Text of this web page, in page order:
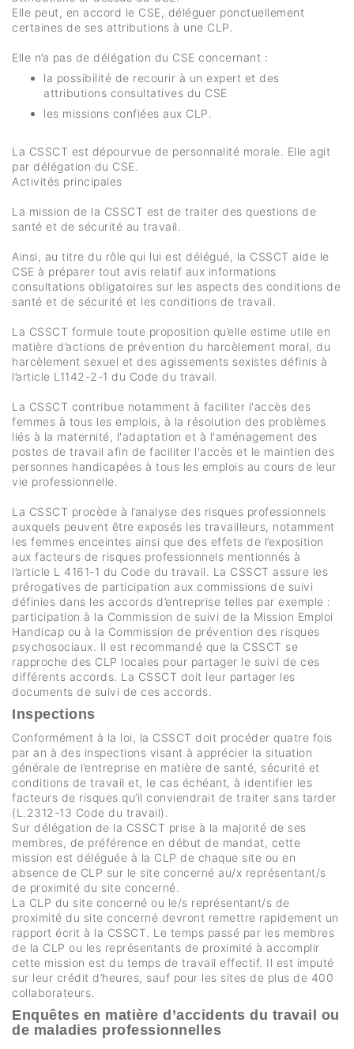
Elle peut, en accord le CSE, déléguer ponctuellement
certaines de ses attributions à une CLP.
Elle n’a pas de délégation du CSE concernant :
la possibilité de recourir à un expert et des
attributions consultatives du CSE
les missions confiées aux CLP.
La CSSCT est dépourvue de personnalité morale. Elle agit
par délégation du CSE.
Activités principales
La mission de la CSSCT est de traiter des questions de
santé et de sécurité au travail.
Ainsi, au titre du rôle qui lui est délégué, la CSSCT aide le
CSE à préparer tout avis relatif aux informations
consultations obligatoires sur les aspects des conditions de
santé et de sécurité et les conditions de travail.
La CSSCT formule toute proposition qu’elle estime utile en
matière d’actions de prévention du harcèlement moral, du
harcèlement sexuel et des agissements sexistes définis à
l’article L1142-2-1 du Code du travail.
La CSSCT contribue notamment à faciliter l'accès des
femmes à tous les emplois, à la résolution des problèmes
liés à la maternité, l'adaptation et à l'aménagement des
postes de travail afin de faciliter l'accès et le maintien des
personnes handicapées à tous les emplois au cours de leur
vie professionnelle.
La CSSCT procède à l’analyse des risques professionnels
auxquels peuvent être exposés les travailleurs, notamment
les femmes enceintes ainsi que des effets de l’exposition
aux facteurs de risques professionnels mentionnés à
l’article L 4161-1 du Code du travail. La CSSCT assure les
prérogatives de participation aux commissions de suivi
définies dans les accords d’entreprise telles par exemple :
participation à la Commission de suivi de la Mission Emploi
Handicap ou à la Commission de prévention des risques
psychosociaux. Il est recommandé que la CSSCT se
rapproche des CLP locales pour partager le suivi de ces
différents accords. La CSSCT doit leur partager les
documents de suivi de ces accords.
Inspections
Conformément à la loi, la CSSCT doit procéder quatre fois
par an à des inspections visant à apprécier la situation
générale de l’entreprise en matière de santé, sécurité et
conditions de travail et, le cas échéant, à identifier les
facteurs de risques qu’il conviendrait de traiter sans tarder
(L.2312-13 Code du travail).
Sur délégation de la CSSCT prise à la majorité de ses
membres, de préférence en début de mandat, cette
mission est déléguée à la CLP de chaque site ou en
absence de CLP sur le site concerné au/x représentant/s
de proximité du site concerné.
La CLP du site concerné ou le/s représentant/s de
proximité du site concerné devront remettre rapidement un
rapport écrit à la CSSCT. Le temps passé par les membres
de la CLP ou les représentants de proximité à accomplir
cette mission est du temps de travail effectif. Il est imputé
sur leur crédit d’heures, sauf pour les sites de plus de 400
collaborateurs.
Enquêtes en matière d’accidents du travail ou
de maladies professionnelles